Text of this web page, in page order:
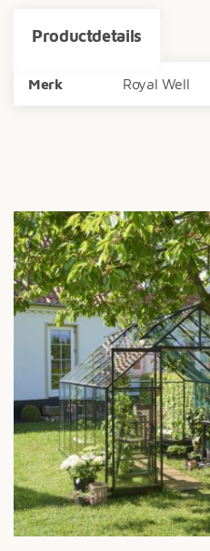
Productdetails
Merk Royal Well